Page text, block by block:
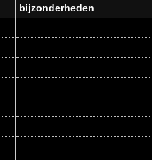
bijzonderheden